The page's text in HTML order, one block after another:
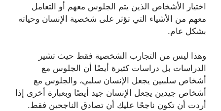
اختيار الأشخاص الذين يتم الجلوس معهم أو التعامل
معهم من الأشياء التي تؤثر على شخصية الإنسان وحياته
بشكل عام.
‏وهذا ليس من التجارب الشخصية فقط حيث تشير
الدراسات بل دراسات كثيرة أيضًا أن الجلوس مع
أشخاص سلبيين يجعل الإنسان سلبي، والجلوس مع
أشخاص جيدين يجعل الإنسان جيد أيضًا وبعبارة أخرى إذا
أردت أن تكون ناجحًا عليك أن تصادق الناجحين فقط.